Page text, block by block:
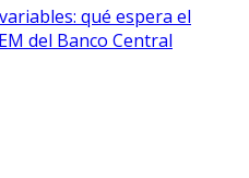
qué espera el
del Banco Central